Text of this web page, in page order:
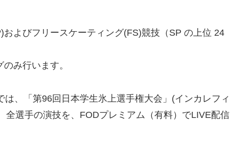
よびフリースケーティング(FS)競技（SP の上位 24
み行います。
、「第96回日本学生氷上選手権大会」(インカレフィ
全選手の演技を、FODプレミアム（有料）でLIVE配信